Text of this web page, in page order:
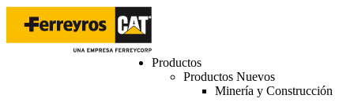
Productos
Productos Nuevos
Minería y Construcción